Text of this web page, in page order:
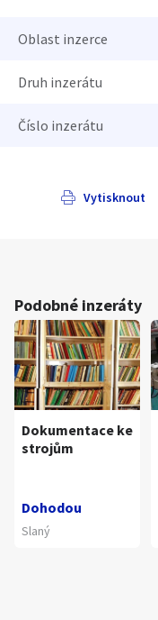
Oblast inzerce
Druh inzerátu
Číslo inzerátu
Vytisknout
Podobné inzeráty
Dokumentace ke
strojům
Dohodou
Slaný